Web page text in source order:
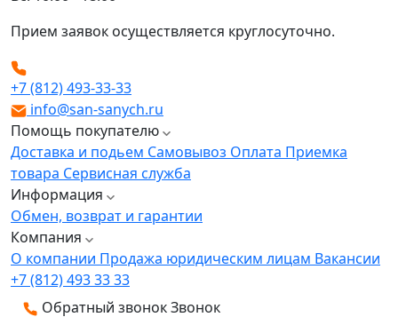
Прием заявок осуществляется круглосуточно.
+7 (812) 493-33-33
info@san-sanych.ru
Помощь покупателю
Доставка и подьем Самовывоз Оплата Приемка
товара Сервисная служба
Информация
Обмен, возврат и гарантии
Компания
О компании Продажа юридическим лицам Вакансии
+7 (812) 493 33 33
Обратный звонокЗвонок